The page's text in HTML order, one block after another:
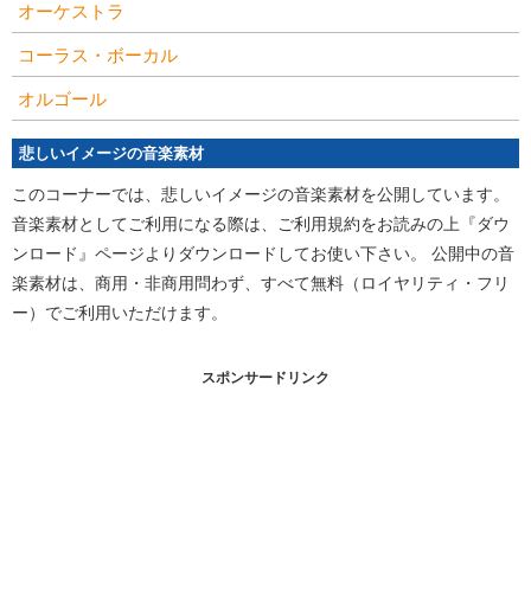
オーケストラ
コーラス・ボーカル
オルゴール
悲しいイメージの音楽素材
このコーナーでは、悲しいイメージの音楽素材を公開しています。
音楽素材としてご利用になる際は、ご利用規約をお読みの上『ダウ
ンロード』ページよりダウンロードしてお使い下さい。 公開中の音
楽素材は、商用・非商用問わず、すべて無料（ロイヤリティ・フリ
ー）でご利用いただけます。
スポンサードリンク